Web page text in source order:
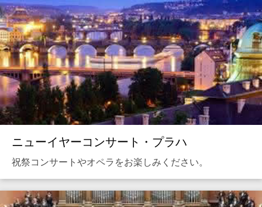
ニューイヤーコンサート・プラハ
祝祭コンサートやオペラをお楽しみください。